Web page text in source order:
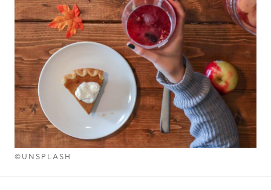
©UNSPLASH